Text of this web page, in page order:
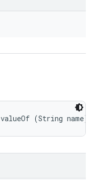
valueOf (String name)